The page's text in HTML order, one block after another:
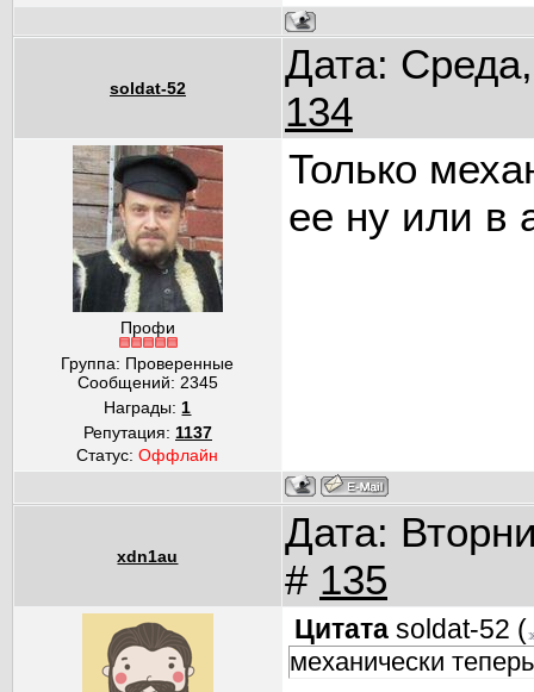
soldat-52
Дата:
134
Профи
Группа: Проверенные
Сообщений: 2345
Награды: 1
Репутация: 1137
Статус:Оффлайн
Только
ее ну или в
xdn1au
Дата:
# 135
Цитата soldat-52 (
механически